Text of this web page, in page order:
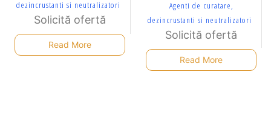
dezincrustanti si neutralizatori
Solicită ofertă
Read More
Agenti de curatare,
dezincrustanti si neutralizatori
Solicită ofertă
Read More